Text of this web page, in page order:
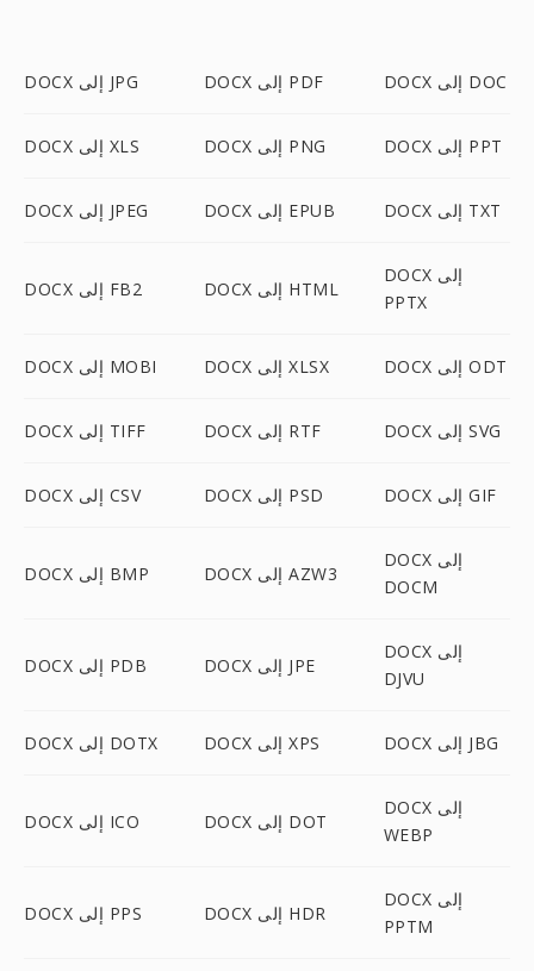
DOCX إلى JPG DOCX إلى PDF DOCX إلى DOC
DOCX إلى XLS DOCX إلى PNG DOCX إلى PPT
DOCX إلى JPEG DOCX إلى EPUB DOCX إلى TXT
DOCX إلى FB2 DOCX إلى HTML
DOCX إلى
PPTX
DOCX إلى MOBI DOCX إلى XLSX DOCX إلى ODT
DOCX إلى TIFF DOCX إلى RTF DOCX إلى SVG
DOCX إلى CSV DOCX إلى PSD DOCX إلى GIF
DOCX إلى BMP DOCX إلى AZW3
DOCX إلى
DOCM
DOCX إلى PDB DOCX إلى JPE
DOCX إلى
DJVU
DOCX إلى DOTX DOCX إلى XPS DOCX إلى JBG
DOCX إلى ICO DOCX إلى DOT
DOCX إلى
WEBP
DOCX إلى PPS DOCX إلى HDR
DOCX إلى
PPTM